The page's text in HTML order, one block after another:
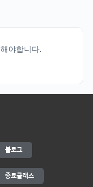
해야합니다.
블로그
종료클래스